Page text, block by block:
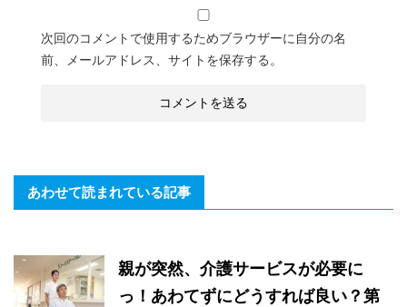
次回のコメントで使用するためブラウザーに自分の名
前、メールアドレス、サイトを保存する。
あわせて読まれている記事
親が突然、介護サービスが必要に
っ！あわてずにどうすれば良い？第